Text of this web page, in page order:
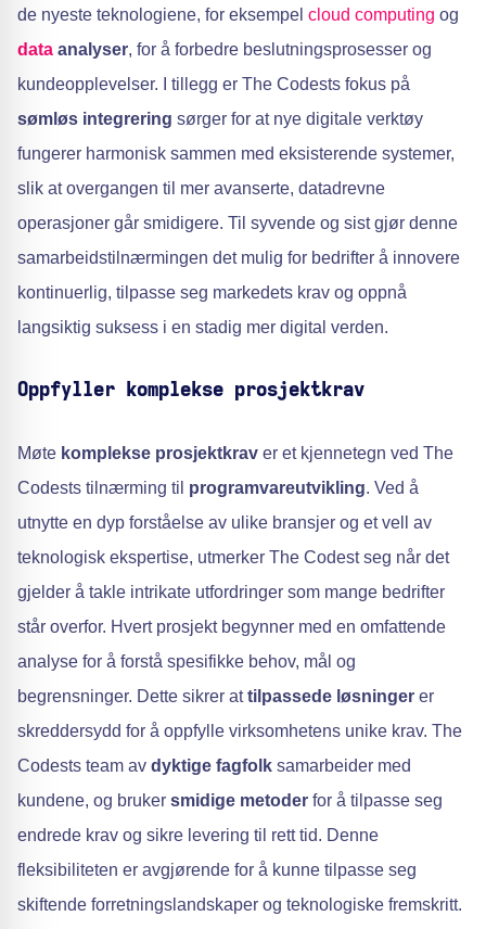
de nyeste teknologiene, for eksempel cloud computing og
data analyser, for å forbedre beslutningsprosesser og
kundeopplevelser. I tillegg er The Codests fokus på
sømløs integrering sørger for at nye digitale verktøy
fungerer harmonisk sammen med eksisterende systemer,
slik at overgangen til mer avanserte, datadrevne
operasjoner går smidigere. Til syvende og sist gjør denne
samarbeidstilnærmingen det mulig for bedrifter å innovere
kontinuerlig, tilpasse seg markedets krav og oppnå
langsiktig suksess i en stadig mer digital verden.
Oppfyller komplekse prosjektkrav
Møte komplekse prosjektkrav er et kjennetegn ved The
Codests tilnærming til programvareutvikling. Ved å
utnytte en dyp forståelse av ulike bransjer og et vell av
teknologisk ekspertise, utmerker The Codest seg når det
gjelder å takle intrikate utfordringer som mange bedrifter
står overfor. Hvert prosjekt begynner med en omfattende
analyse for å forstå spesifikke behov, mål og
begrensninger. Dette sikrer attilpassede løsninger er
skreddersydd for å oppfylle virksomhetens unike krav. The
Codests team av dyktige fagfolk samarbeider med
kundene, og bruker smidige metoder for å tilpasse seg
endrede krav og sikre levering til rett tid. Denne
fleksibiliteten er avgjørende for å kunne tilpasse seg
skiftende forretningslandskaper og teknologiske fremskritt.